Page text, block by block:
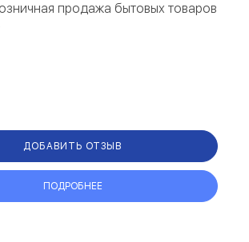
продажа бытовых товаров
ДОБАВИТЬ ОТЗЫВ
ПОДРОБНЕЕ